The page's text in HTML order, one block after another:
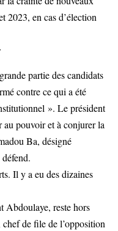
2023, en cas d’élection
partie des candidats
contre ce qui a été
». Le président
au pouvoir et à conjurer la
Ba, désigné
Il y a eu des dizaines
Abdoulaye, reste hors
de file de l’opposition